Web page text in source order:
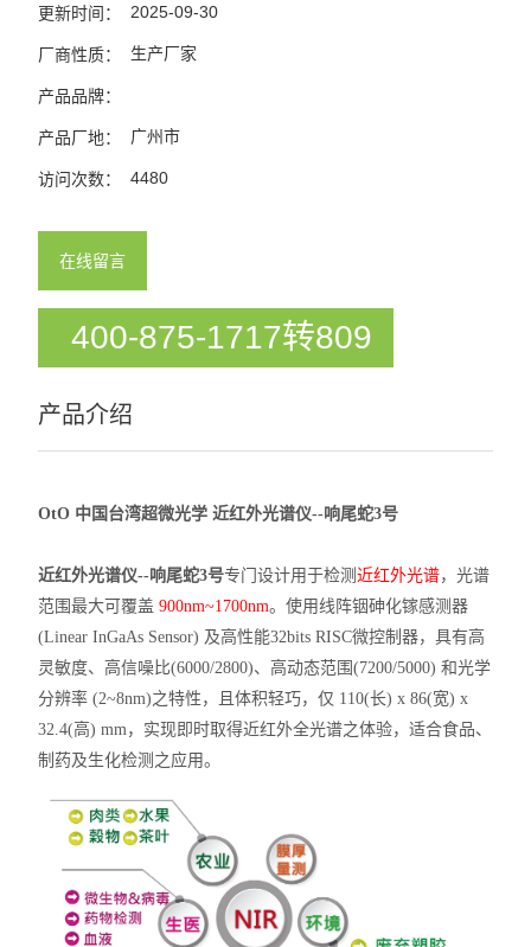
更新时间： 2025-09-30
厂商性质： 生产厂家
产品品牌：
产品厂地： 广州市
访问次数： 4480
在线留言
400-875-1717转809
产品介绍
OtO 中国台湾超微光学 近红外光谱仪--响尾蛇3号
近红外光谱仪--响尾蛇3号专门设计用于检测近红外光谱，光谱
范围最大可覆盖900nm~1700nm。使用线阵铟砷化镓感测器
(Linear InGaAs Sensor) 及高性能32bits RISC微控制器，具有高
灵敏度、高信噪比(6000/2800)、高动态范围(7200/5000) 和光学
分辨率 (2~8nm)之特性，且体积轻巧，仅 110(长) x 86(宽) x
32.4(高) mm，实现即时取得近红外全光谱之体验，适合食品、
制药及生化检测之应用。